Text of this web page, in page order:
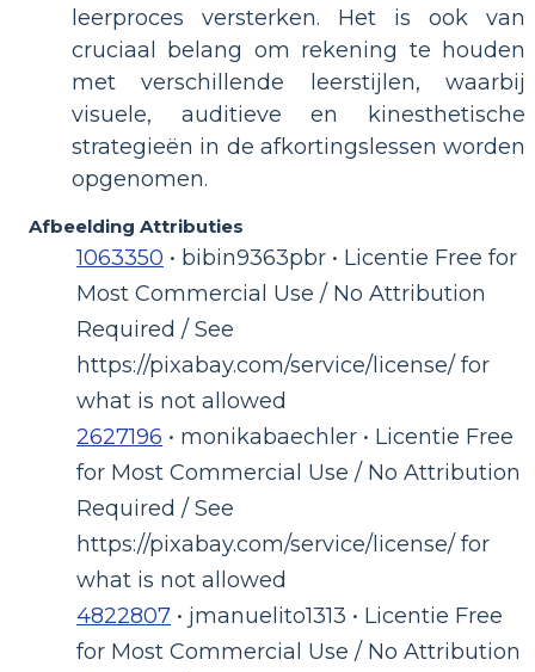
leerproces versterken. Het is ook van
cruciaal belang om rekening te houden
met verschillende leerstijlen, waarbij
visuele, auditieve en kinesthetische
strategieën in de afkortingslessen worden
opgenomen.
Afbeelding Attributies
1063350 • bibin9363pbr • Licentie Free for
Most Commercial Use / No Attribution
Required / See
https://pixabay.com/service/license/ for
what is not allowed
2627196 • monikabaechler • Licentie Free
for Most Commercial Use / No Attribution
Required / See
https://pixabay.com/service/license/ for
what is not allowed
4822807 • jmanuelito1313 • Licentie Free
for Most Commercial Use / No Attribution